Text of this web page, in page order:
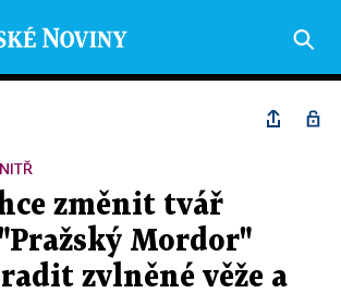
změnit tvář
Mordor"
zvlněné věže a